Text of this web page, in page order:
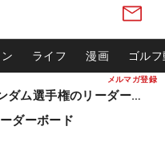
メルマガ登録
ライフ 漫画 ゴル
松山英樹ら出場 ウィンダム選手権のリーダーボード
ダーボード